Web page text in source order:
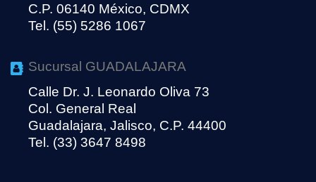
C.P. 06140 México, CDMX
Tel. (55) 5286 1067
Sucursal GUADALAJARA
Calle Dr. J. Leonardo Oliva 73
Col. General Real
Guadalajara, Jalisco, C.P. 44400
Tel. (33) 3647 8498